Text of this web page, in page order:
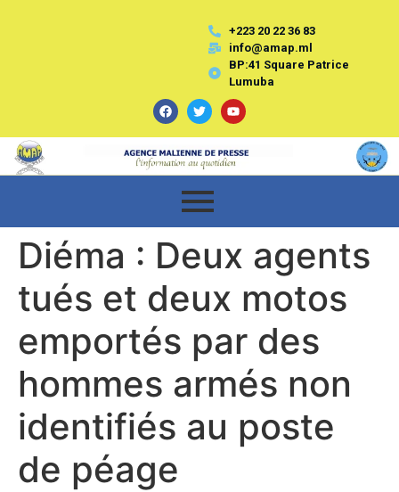
+223 20 22 36 83
info@amap.ml
BP:41 Square Patrice
Lumuba
Diéma : Deux agents
tués et deux motos
emportés par des
hommes armés non
identifiés au poste
de péage